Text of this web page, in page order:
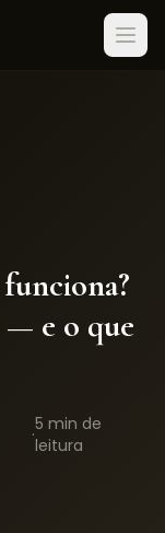
— e o que
·5 min de
leitura